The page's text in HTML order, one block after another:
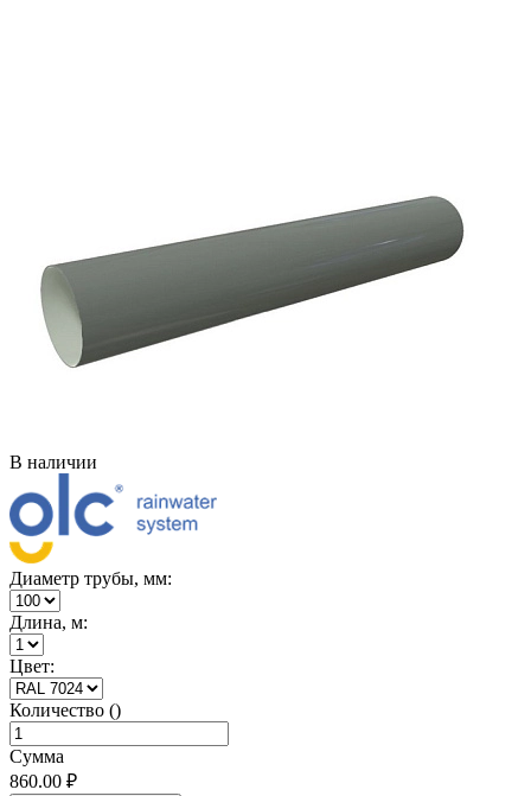
В наличии
Диаметр трубы, мм:
Длина, м:
Цвет:
Количество ()
Сумма
860.00 ₽